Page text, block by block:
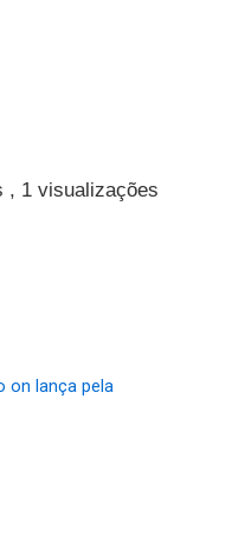
, 1 visualizações
on lança pela